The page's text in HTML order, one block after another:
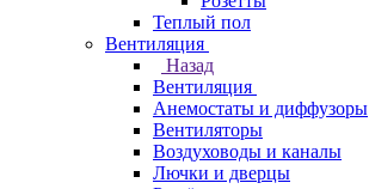
Теплый пол
Вентиляция
Назад
Вентиляция
Анемостаты и диффузоры
Вентиляторы
Воздуховоды и каналы
Лючки и дверцы